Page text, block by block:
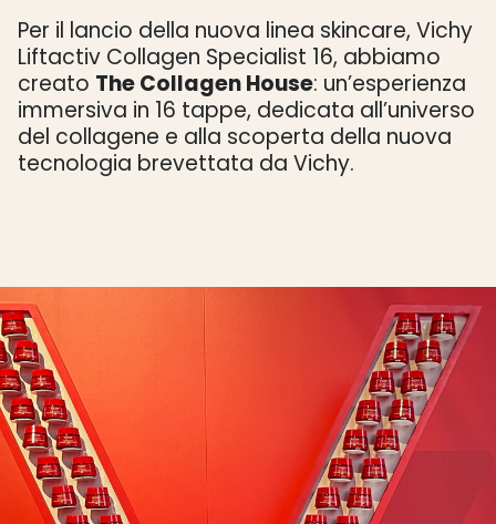
Per il lancio della nuova linea skincare, Vichy
Liftactiv Collagen Specialist 16, abbiamo
creato The Collagen House: un’esperienza
immersiva in 16 tappe, dedicata all’universo
del collagene e alla scoperta della nuova
tecnologia brevettata da Vichy.